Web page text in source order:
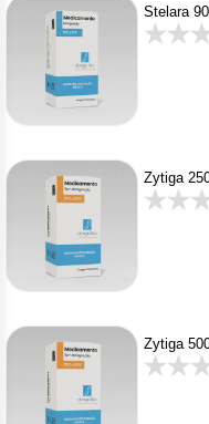
Stelara
Zytiga
Zytiga